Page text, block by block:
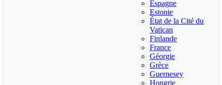
Espagne
Estonie
État de la Cité du
Vatican
Finlande
France
Géorgie
Grèce
Guernesey
Hongrie